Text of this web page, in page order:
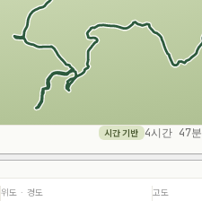
시간 기반 4시간 47분
위도 · 경도 고도